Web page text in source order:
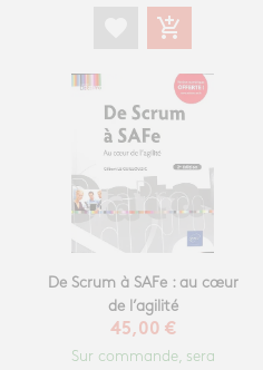
add_shopping_cart
De Scrum à SAFe : au cœur
de l’agilité
45,00 €
Sur commande, sera